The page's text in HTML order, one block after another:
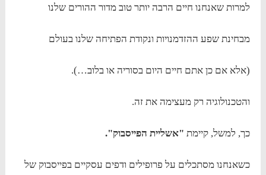
למרות שאנחנו חיים הרבה יותר טוב מדור ההורים שלנו
מבחינת שפע ההזדמנויות ונקודת הפתיחה שלנו בעולם
(אלא אם כן אתם חיים היום בסוריה או בלוב…).
והטכנולוגיה רק מעצימה את זה.
כך, למשל, קיימת "אשליית הפייסבוק".
כשאנחנו מסתכלים על פרופילים ודפים עסקיים בפייסבוק של